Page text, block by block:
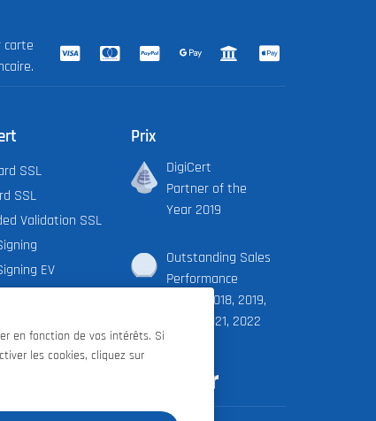
carte
SSL
SSL
Validation SSL
EV
X9 PKI
Prix
DigiCert
Partner of the
Year 2019
Outstanding Sales
Performance
Award 2018, 2019,
2020, 2021, 2022
en fonction de vos intérêts. Si
les cookies, cliquez sur